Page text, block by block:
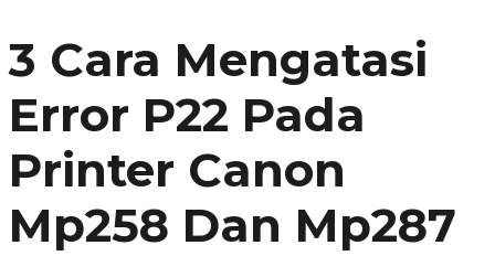
3 Cara Mengatasi
Error P22 Pada
Printer Canon
Mp258 Dan Mp287